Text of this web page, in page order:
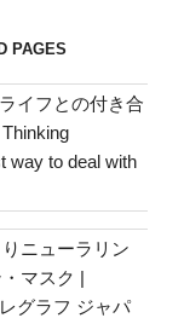
PAGES
イフとの付き合
way to deal with
ニューラリン
マスク |
グラフ ジャパ